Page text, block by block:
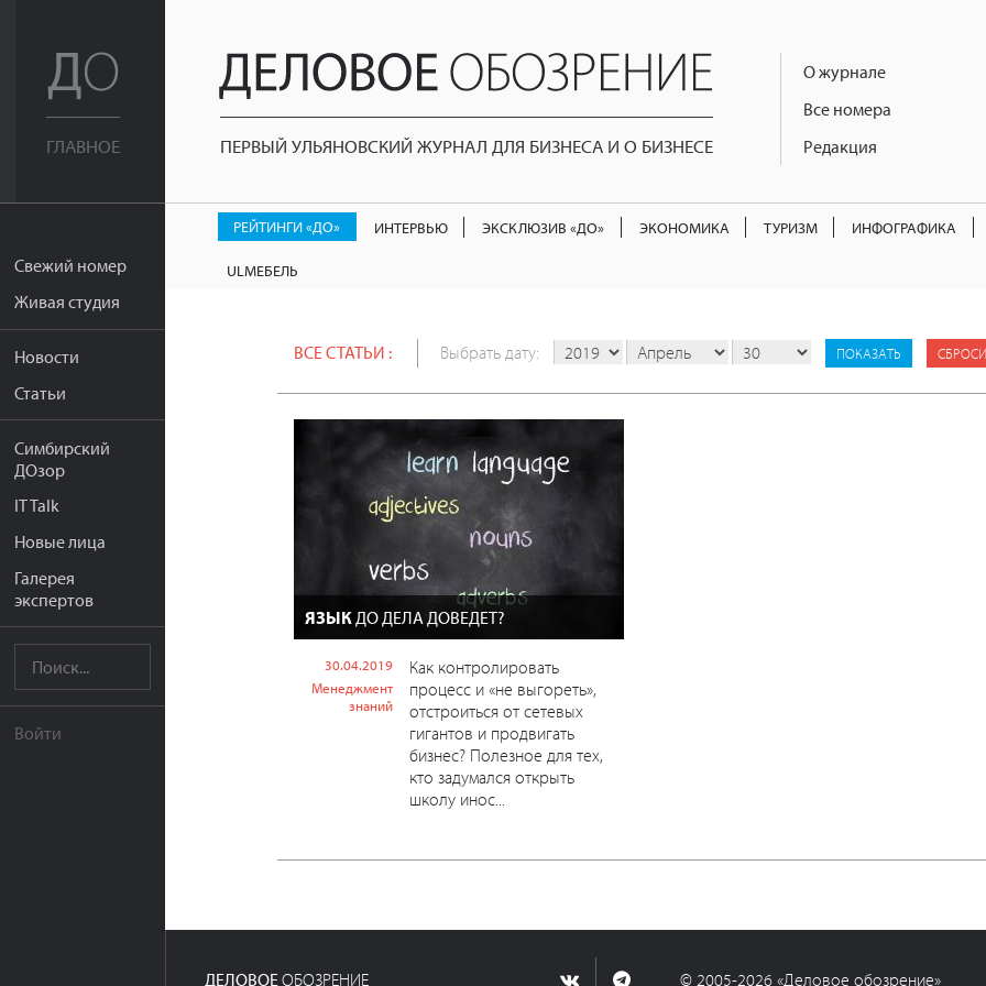
ГЛАВНОЕ
Свежий номер
Живая студия
Новости
Статьи
Симбирский
ДОзор
IT Talk
Новые лица
Галерея
экспертов
Войти
ПЕРВЫЙ УЛЬЯНОВСКИЙ ЖУРНАЛ ДЛЯ БИЗНЕСА И О БИЗНЕСЕ
О журнале
Все номера
Редакция
РЕЙТИНГИ «ДО» ИНТЕРВЬЮ ЭКСКЛЮЗИВ «ДО» ЭКОНОМИКА ТУРИЗМ ИНФОГРАФИКА
ULМЕБЕЛЬ
ВСЕ СТАТЬИ : Выбрать дату:
ЯЗЫКДО ДЕЛА ДОВЕДЕТ?
30.04.2019
Менеджмент
знаний
Как контролировать
процесс и «не выгореть»,
отстроиться от сетевых
гигантов и продвигать
бизнес? Полезное для тех,
кто задумался открыть
школу инос...
ДЕЛОВОЕОБОЗРЕНИЕ © 2005-2026 «Деловое обозрение»